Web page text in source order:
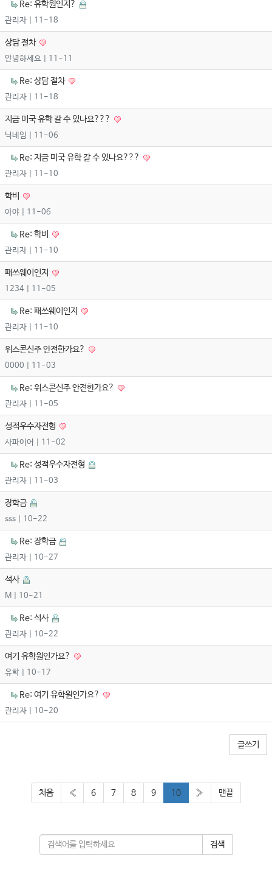
Re: 유학원인지?
관리자 | 11-18
상담 절차
안녕하세요 | 11-11
Re: 상담 절차
관리자 | 11-18
지금 미국 유학 갈 수 있나요???
닉네임 | 11-06
Re: 지금 미국 유학 갈 수 있나요???
관리자 | 11-10
학비
아야 | 11-06
Re: 학비
관리자 | 11-10
패쓰웨이인지
1234 | 11-05
Re: 패쓰웨이인지
관리자 | 11-10
위스콘신주 안전한가요?
0000 | 11-03
Re: 위스콘신주 안전한가요?
관리자 | 11-05
성적우수자전형
사파이어 | 11-02
Re: 성적우수자전형
관리자 | 11-03
장학금
sss | 10-22
Re: 장학금
관리자 | 10-27
석사
M | 10-21
Re: 석사
관리자 | 10-22
여기 유학원인가요?
유학 | 10-17
Re: 여기 유학원인가요?
관리자 | 10-20
글쓰기
처음 « 6 7 8 9 10 » 맨끝
검색